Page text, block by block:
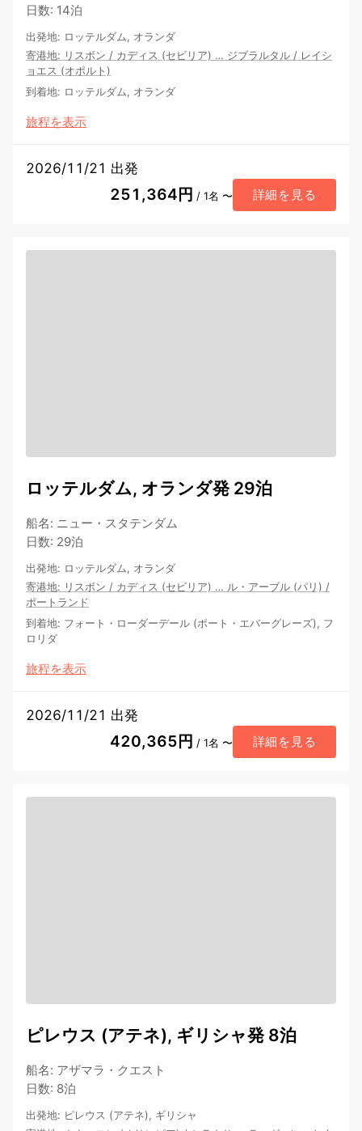
日数: 14泊
出発地: ロッテルダム, オランダ
寄港地: リスボン / カディス (セビリア) … ジブラルタル / レイシ
ョエス (オポルト)
到着地: ロッテルダム, オランダ
旅程を表示
2026/11/21 出発
251,364円 / 1名 〜 詳細を見る
ロッテルダム, オランダ発 29泊
船名: ニュー・スタテンダム
日数: 29泊
出発地: ロッテルダム, オランダ
寄港地: リスボン / カディス (セビリア) … ル・アーブル (パリ) /
ポートランド
到着地: フォート・ローダーデール (ポート・エバーグレーズ), フ
ロリダ
旅程を表示
2026/11/21 出発
420,365円 / 1名 〜 詳細を見る
ピレウス (アテネ), ギリシャ発 8泊
船名: アザマラ・クエスト
日数: 8泊
出発地: ピレウス (アテネ), ギリシャ